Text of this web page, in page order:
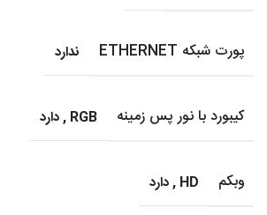
پورت شبکه ETHERNET ندارد
کیبورد با نور پس زمینه RGB
,دارد
وبکم HD
,دارد